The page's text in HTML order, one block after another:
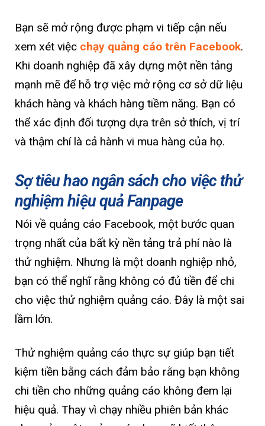
Bạn sẽ mở rộng được phạm vi tiếp cận nếu
xem xét việc chạy quảng cáo trên Facebook.
Khi doanh nghiệp đã xây dựng một nền tảng
mạnh mẽ để hỗ trợ việc mở rộng cơ sở dữ liệu
khách hàng và khách hàng tiềm năng. Bạn có
thể xác định đối tượng dựa trên sở thích, vị trí
và thậm chí là cả hành vi mua hàng của họ.
Sợ tiêu hao ngân sách cho việc thử
nghiệm hiệu quả Fanpage
Nói về quảng cáo Facebook, một bước quan
trọng nhất của bất kỳ nền tảng trả phí nào là
thử nghiệm. Nhưng là một doanh nghiệp nhỏ,
bạn có thể nghĩ rằng không có đủ tiền để chi
cho việc thử nghiệm quảng cáo. Đây là một sai
lầm lớn.
Thử nghiệm quảng cáo thực sự giúp bạn tiết
kiệm tiền bằng cách đảm bảo rằng bạn không
chi tiền cho những quảng cáo không đem lại
hiệu quả. Thay vì chạy nhiều phiên bản khác